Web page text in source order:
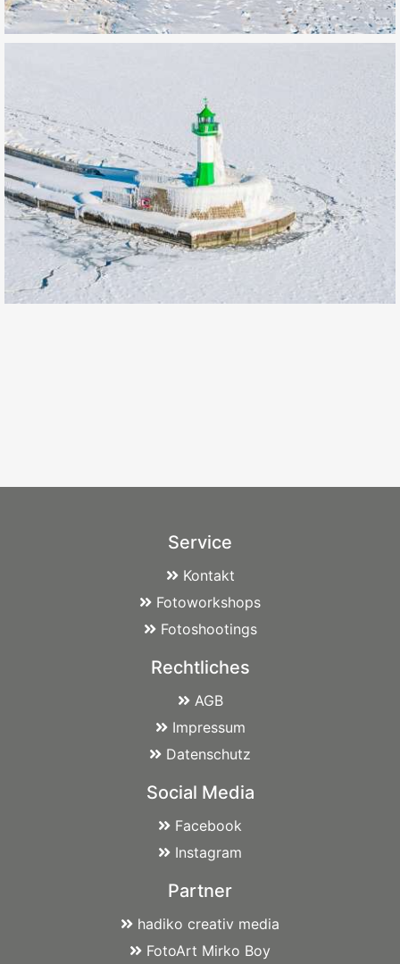
Service
Kontakt
Fotoworkshops
Fotoshootings
Rechtliches
AGB
Impressum
Datenschutz
Social Media
Facebook
Instagram
Partner
hadiko creativ media
FotoArt Mirko Boy